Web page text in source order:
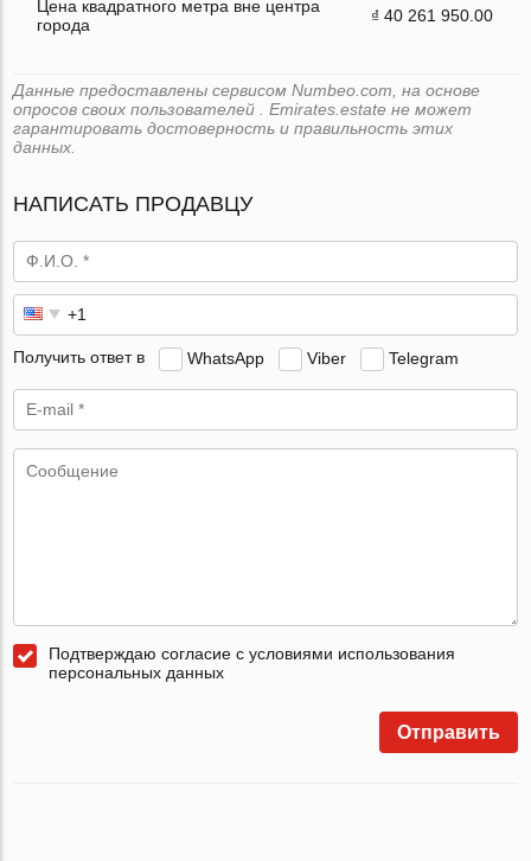
Цена квадратного метра вне центра
города
₫ 40 261 950.00
Данные предоставлены сервисом Numbeo.com, на основе
опросов своих пользователей . Emirates.estate не может
гарантировать достоверность и правильность этих
данных.
НАПИСАТЬ ПРОДАВЦУ
Получить ответ в WhatsApp Viber Telegram
Подтверждаю согласие с условиями использования
персональных данных
Отправить